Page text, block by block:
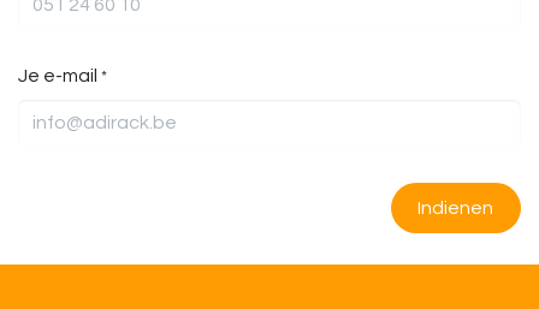
Je e-mail *
Indienen